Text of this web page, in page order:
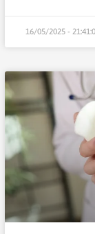
16/05/2025 -